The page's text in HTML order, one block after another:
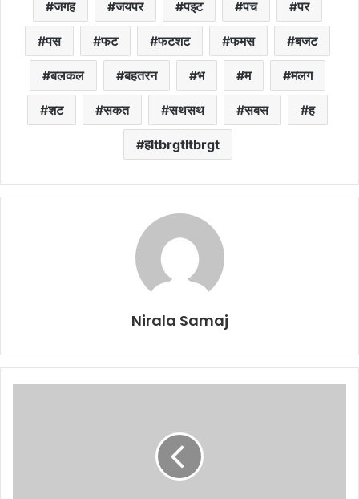
जगह जयपर पइट पच पर
पस फट फटशट फमस बजट
बलकल बहतरन भ म मलग
शट सकत सथसथ सबस ह
हltbrgtltbrgt
Nirala Samaj